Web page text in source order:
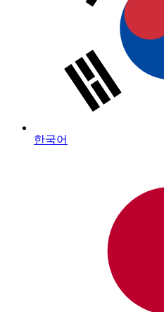
한국어